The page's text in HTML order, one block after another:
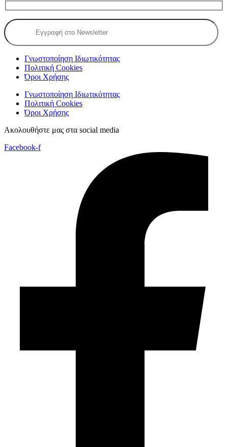
Γνωστοποίηση Ιδιωτικότητας
Πολιτική Cookies
Όροι Χρήσης
Γνωστοποίηση Ιδιωτικότητας
Πολιτική Cookies
Όροι Χρήσης
Ακολουθήστε μας στα social media
Facebook-f